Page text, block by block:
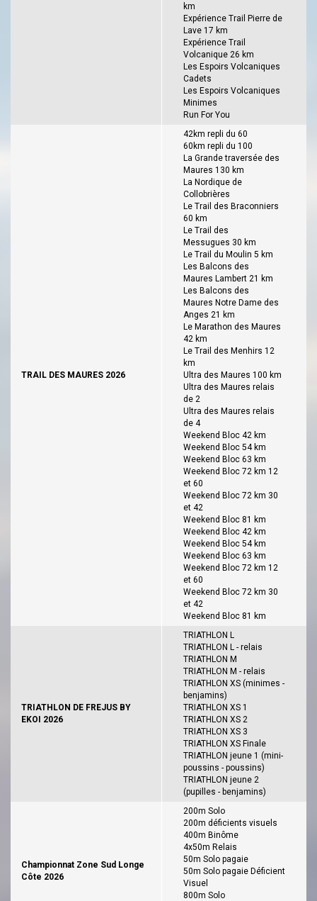
km
Expérience Trail Pierre de
Lave 17 km
Expérience Trail
Volcanique 26 km
Les Espoirs Volcaniques
Cadets
Les Espoirs Volcaniques
Minimes
Run For You
TRAIL DES MAURES 2026
42km repli du 60
60km repli du 100
La Grande traversée des
Maures 130 km
La Nordique de
Collobrières
Le Trail des Braconniers
60 km
Le Trail des
Messugues 30 km
Le Trail du Moulin 5 km
Les Balcons des
Maures Lambert 21 km
Les Balcons des
Maures Notre Dame des
Anges 21 km
Le Marathon des Maures
42 km
Le Trail des Menhirs 12
km
Ultra des Maures 100 km
Ultra des Maures relais
de 2
Ultra des Maures relais
de 4
Weekend Bloc 42 km
Weekend Bloc 54 km
Weekend Bloc 63 km
Weekend Bloc 72 km 12
et 60
Weekend Bloc 72 km 30
et 42
Weekend Bloc 81 km
Weekend Bloc 42 km
Weekend Bloc 54 km
Weekend Bloc 63 km
Weekend Bloc 72 km 12
et 60
Weekend Bloc 72 km 30
et 42
Weekend Bloc 81 km
TRIATHLON DE FREJUS BY
EKOI 2026
TRIATHLON L
TRIATHLON L - relais
TRIATHLON M
TRIATHLON M - relais
TRIATHLON XS (minimes -
benjamins)
TRIATHLON XS 1
TRIATHLON XS 2
TRIATHLON XS 3
TRIATHLON XS Finale
TRIATHLON jeune 1 (mini-
poussins - poussins)
TRIATHLON jeune 2
(pupilles - benjamins)
Championnat Zone Sud Longe
Côte 2026
200m Solo
200m déficients visuels
400m Binôme
4x50m Relais
50m Solo pagaie
50m Solo pagaie Déficient
Visuel
800m Solo